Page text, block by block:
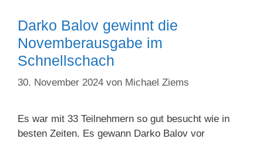
Darko Balov gewinnt die
Novemberausgabe im
Schnellschach
30. November 2024 von Michael Ziems
Es war mit 33 Teilnehmern so gut besucht wie in
besten Zeiten. Es gewann Darko Balov vor